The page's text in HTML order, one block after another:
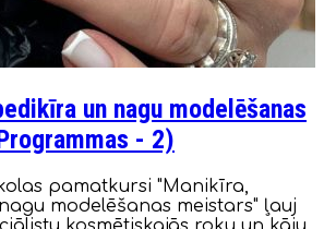
un nagu modelēšanas
- 2)
pamatkursi "Manikīra,
modelēšanas meistars" ļauj